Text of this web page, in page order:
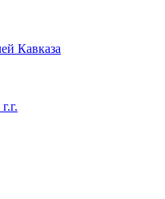
Кавказа